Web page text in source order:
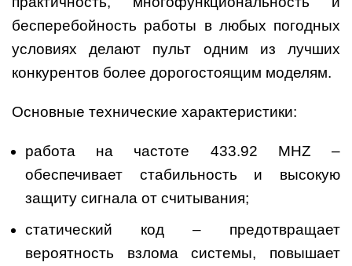
бесперебойность работы в любых погодных
условиях делают пульт одним из лучших
конкурентов более дорогостоящим моделям.
Основные технические характеристики:
работа на частоте 433.92 MHZ –
обеспечивает стабильность и высокую
защиту сигнала от считывания;
статический код – предотвращает
вероятность взлома системы, повышает